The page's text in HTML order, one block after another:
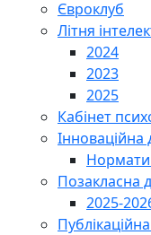
Євроклуб
Літня
2024
2023
2025
Кабінет
Інноваційна
Позакласна
2025-